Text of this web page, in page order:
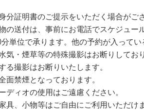
分証明書のご提示をいただく場合がご
の送付は、事前にお電話でスケジュー
単位で承ります。他の予約が入って
気・煙草等の特殊撮影はお断りしてお
る撮影はお断りいたします。
面禁煙となっております。
ディオの使用はご遠慮ください。
具、小物等はご自由にご利用いただ